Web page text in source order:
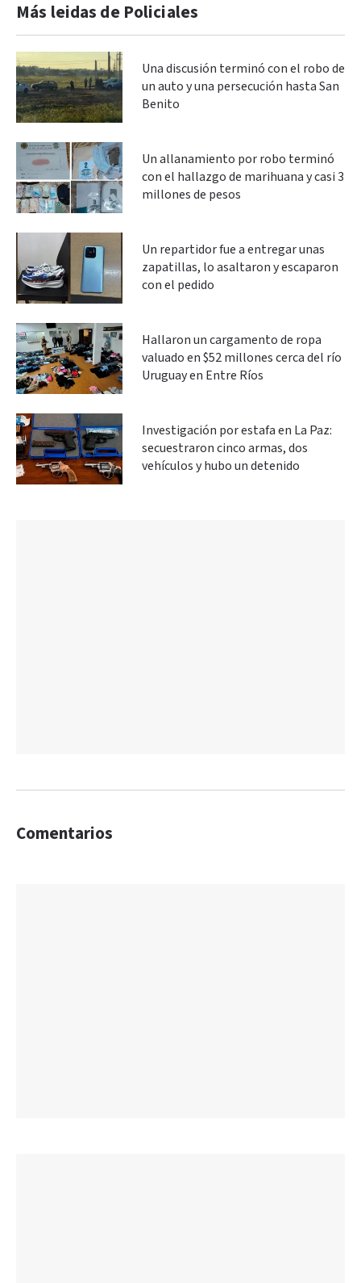
Más leidas de Policiales
Una discusión terminó con el robo de
un auto y una persecución hasta San
Benito
Un allanamiento por robo terminó
con el hallazgo de marihuana y casi 3
millones de pesos
Un repartidor fue a entregar unas
zapatillas, lo asaltaron y escaparon
con el pedido
Hallaron un cargamento de ropa
valuado en $52 millones cerca del río
Uruguay en Entre Ríos
Investigación por estafa en La Paz:
secuestraron cinco armas, dos
vehículos y hubo un detenido
Comentarios